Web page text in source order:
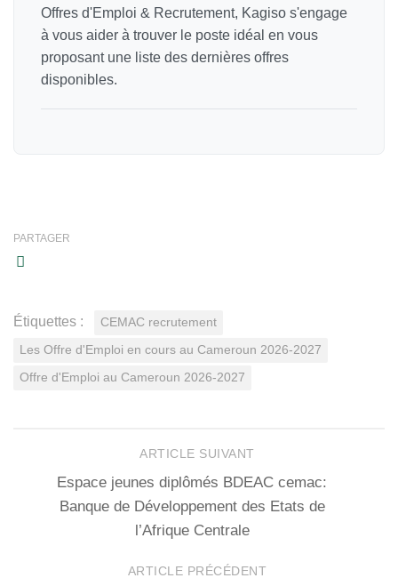
Offres d'Emploi & Recrutement, Kagiso s'engage
à vous aider à trouver le poste idéal en vous
proposant une liste des dernières offres
disponibles.
PARTAGER
Étiquettes : CEMAC recrutement
Les Offre d'Emploi en cours au Cameroun 2026-2027
Offre d'Emploi au Cameroun 2026-2027
ARTICLE SUIVANT
Espace jeunes diplômés BDEAC cemac:
Banque de Développement des Etats de
l’Afrique Centrale
ARTICLE PRÉCÉDENT